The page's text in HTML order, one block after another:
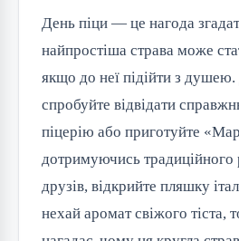
День піци — це нагода
найпростіша страва може
якщо до неї підійти з
спробуйте відвідати
піцерію або приготуйте
дотримуючись традиційного
друзів, відкрийте пляшку
нехай аромат свіжого тіста,